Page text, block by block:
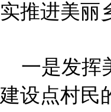
实推进美丽
一是发挥
建设点村民